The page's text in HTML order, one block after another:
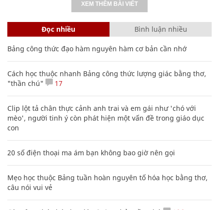
XEM THÊM BÀI VIẾT
Đọc nhiều Bình luận nhiều
Bảng công thức đạo hàm nguyên hàm cơ bản cần nhớ
Cách học thuộc nhanh Bảng công thức lượng giác bằng thơ,
"thần chú"
17
Clip lột tả chân thực cảnh anh trai và em gái như 'chó với
mèo', người tinh ý còn phát hiện một vấn đề trong giáo dục
con
20 số điện thoại ma ám bạn không bao giờ nên gọi
Mẹo học thuộc Bảng tuần hoàn nguyên tố hóa học bằng thơ,
câu nói vui vẻ